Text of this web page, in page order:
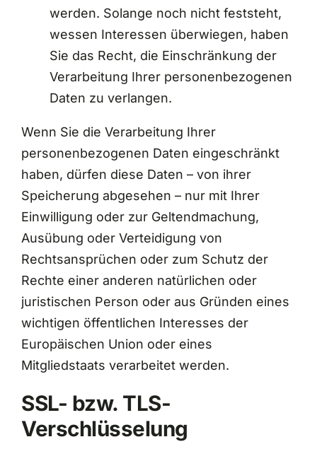
werden. Solange noch nicht feststeht,
wessen Interessen überwiegen, haben
Sie das Recht, die Einschränkung der
Verarbeitung Ihrer personenbezogenen
Daten zu verlangen.
Wenn Sie die Verarbeitung Ihrer
personenbezogenen Daten eingeschränkt
haben, dürfen diese Daten – von ihrer
Speicherung abgesehen – nur mit Ihrer
Einwilligung oder zur Geltendmachung,
Ausübung oder Verteidigung von
Rechtsansprüchen oder zum Schutz der
Rechte einer anderen natürlichen oder
juristischen Person oder aus Gründen eines
wichtigen öffentlichen Interesses der
Europäischen Union oder eines
Mitgliedstaats verarbeitet werden.
SSL- bzw. TLS-
Verschlüsselung